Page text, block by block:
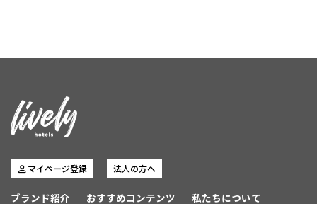
マイページ登録 法人の方へ
ブランド紹介 おすすめコンテンツ
私たちについて